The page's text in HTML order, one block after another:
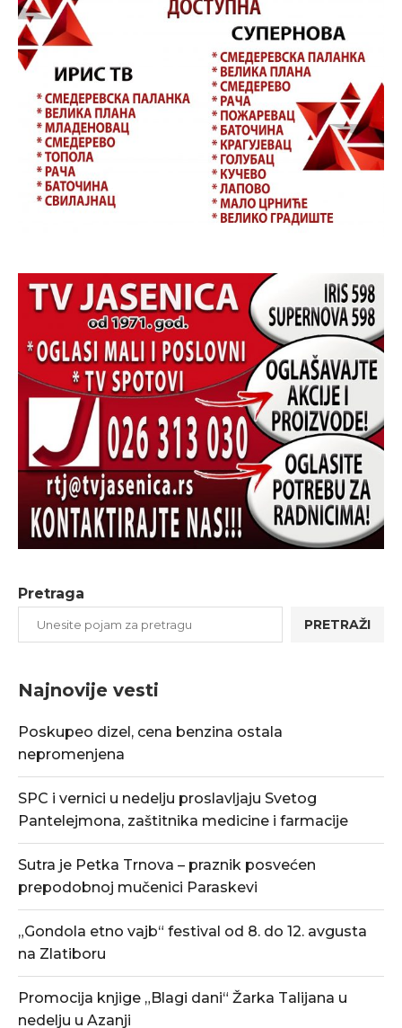
Pretraga
PRETRAŽI
Najnovije vesti
Poskupeo dizel, cena benzina ostala
nepromenjena
SPC i vernici u nedelju proslavljaju Svetog
Pantelejmona, zaštitnika medicine i farmacije
Sutra je Petka Trnova – praznik posvećen
prepodobnoj mučenici Paraskevi
„Gondola etno vajb“ festival od 8. do 12. avgusta
na Zlatiboru
Promocija knjige „Blagi dani“ Žarka Talijana u
nedelju u Azanji